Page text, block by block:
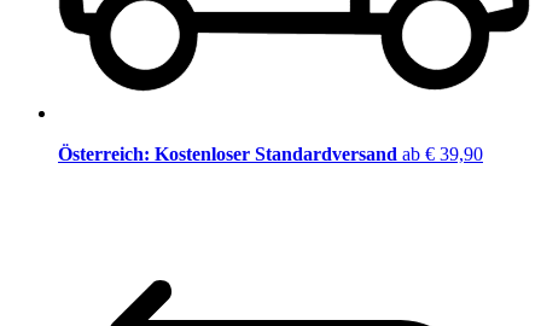
Österreich: Kostenloser Standardversand ab € 39,90